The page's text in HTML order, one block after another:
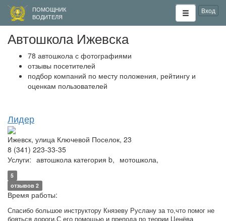
ПОМОЩНИК
ВОДИТЕЛЯ
Вход
Автошкола Ижевска
78 автошкола с фотографиями
отзывы посетителей
подбор компаний по месту положения, рейтингу и
оценкам пользователей
Лидер
Ижевск, улица Ключевой Поселок, 23
8 (341) 223-33-35
Услуги: автошкола категория b, мотошкола,
5
отзывов 2
Время работы:
Спасибо большое инструктору Князеву Руслану за то,что помог не
бояться дороги.С его помощью и препода по теории Ценёва